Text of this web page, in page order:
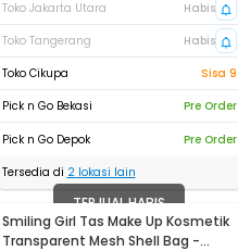
Toko Jakarta Utara
Habis
Toko Tangerang
Habis
Toko Cikupa
Sisa 9
Pick n Go Bekasi
Pre Order
Pick n Go Depok
Pre Order
Tersedia di 2lokasi lain
TERJUAL HABIS
Smiling Girl Tas Make Up Kosmetik
Transparent Mesh Shell Bag -